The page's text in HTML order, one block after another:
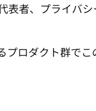
表者、プライバシ
プロダクト群でこ